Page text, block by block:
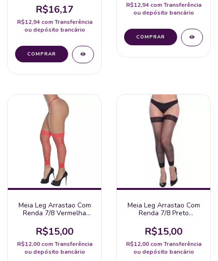
R$16,17
R$12,94 com Transferência
ou depósito bancário
R$12,94 com Transferência
ou depósito bancário
Meia Leg Arrastao Com
Renda 7/8 Vermelha
R$15,00
R$12,00 com Transferência
ou depósito bancário
Meia Leg Arrastao Com
Renda 7/8 Preto
R$15,00
R$12,00 com Transferência
ou depósito bancário